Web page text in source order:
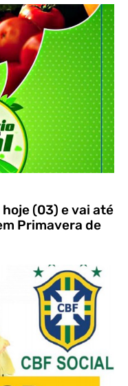
hoje (03) e vai até
Primavera de